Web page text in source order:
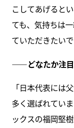
こしてあげると
ても、気持ちは
ていただきたいで
――どなたか注目
「日本代表には
多く選ばれてい
ックスの福岡堅